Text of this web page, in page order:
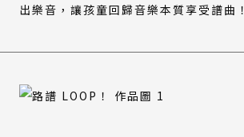
出樂音，讓孩童回歸音樂本質享受譜曲！